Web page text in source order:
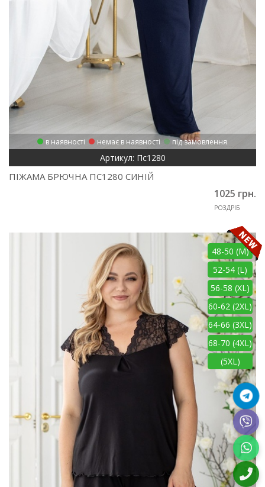
в наявності немає в наявності під замовлення
Артикул: Пс1280
ПІЖАМА БРЮЧНА ПС1280 СИНІЙ
1025 грн.
РОЗДРІБ
48-50 (M)
52-54 (L)
56-58 (XL)
60-62 (2XL)
64-66 (3XL)
68-70 (4XL)
(5XL)